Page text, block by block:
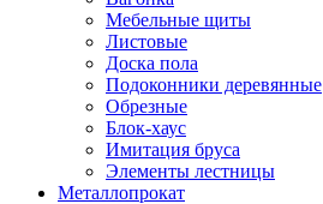
Мебельные щиты
Листовые
Доска пола
Подоконники деревянные
Обрезные
Блок-хаус
Имитация бруса
Элементы лестницы
Металлопрокат